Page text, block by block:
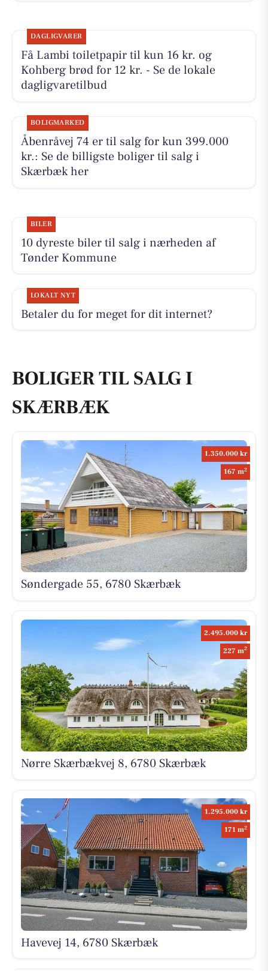
DAGLIGVARER
Få Lambi toiletpapir til kun 16 kr. og
Kohberg brød for 12 kr. - Se de lokale
dagligvaretilbud
BOLIGMARKED
Åbenråvej 74 er til salg for kun 399.000
kr.: Se de billigste boliger til salg i
Skærbæk her
BILER
10 dyreste biler til salg i nærheden af
Tønder Kommune
LOKALT NYT
Betaler du for meget for dit internet?
BOLIGER TIL SALG I
SKÆRBÆK
1.350.000 kr
167 m2
Søndergade 55, 6780 Skærbæk
2.495.000 kr
227 m2
Nørre Skærbækvej 8, 6780 Skærbæk
1.295.000 kr
171 m2
Havevej 14, 6780 Skærbæk